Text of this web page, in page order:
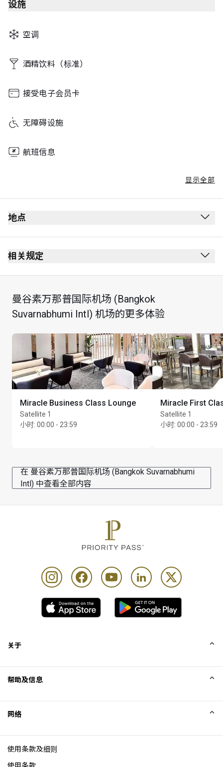
Tuesday
Thursday
Friday
Sunday
设施
空调
酒精饮料（标准）
接受电子会员卡
无障碍设施
航班信息
显示全部
地点
相关规定
最长逗留时间：2 小时
曼谷素万那普国际机场 (Bangkok
Suvarnabhumi Intl) 机场的更多体验
Miracle Business Class Lounge
Satellite 1
小时: 00:00 - 23:59
Miracle First
Satellite 1
小时: 00:00 - 23:59
在 曼谷素万那普国际机场 (Bangkok Suvarnabhumi
Intl) 中查看全部内容
关于
Excellence Awards
博客
帮助及信息
网络
使用条款及细则